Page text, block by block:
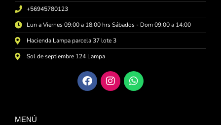
+56945780123
Lun a Viernes 09:00 a 18:00 hrs Sábados - Dom 09:00 a 14:00
Hacienda Lampa parcela 37 lote 3
Sol de septiembre 124 Lampa
MENÚ